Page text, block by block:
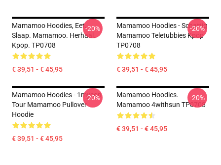
Mamamoo Hoodies, Eet,
Slaap. Mamamoo. Herhaal.
Kpop. TP0708
€ 39,51 - € 45,95
-20%
Mamamoo Hoodies - Schattig
Mamamoo Teletubbies Kpop
TP0708
€ 39,51 - € 45,95
-20%
Mamamoo Hoodies - 1mycon
Tour Mamamoo Pullover
Hoodie
€ 39,51 - € 45,95
-20%
Mamamoo Hoodies.
Mamamoo 4withsun TP0708
€ 39,51 - € 45,95
-20%